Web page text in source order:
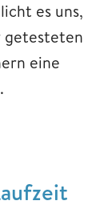
es uns,
getesteten
eine